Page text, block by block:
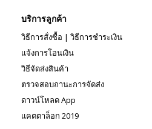
บริการลูกค้า
วิธีการสั่งซื้อ | วิธีการชำระเงิน
แจ้งการโอนเงิน
วิธีจัดส่งสินค้า
ตรวจสอบถานะการจัดส่ง
ดาวน์โหลด App
แคตตาล็อก 2019